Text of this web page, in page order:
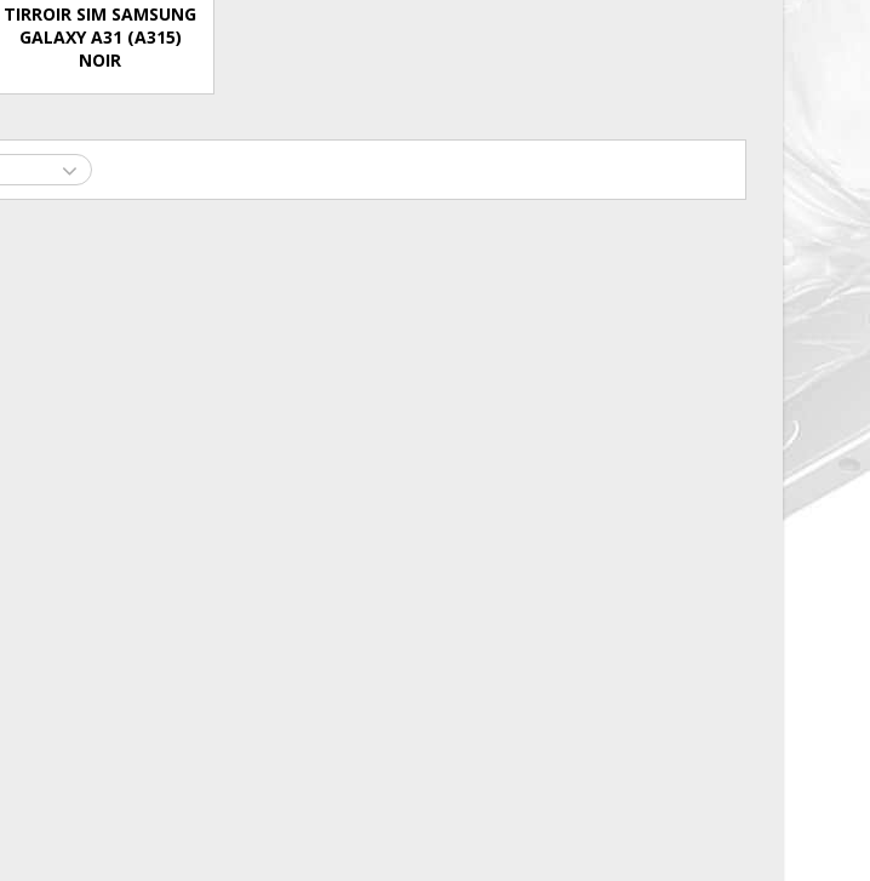
TIRROIR SIM SAMSUNG
GALAXY A31 (A315)
NOIR